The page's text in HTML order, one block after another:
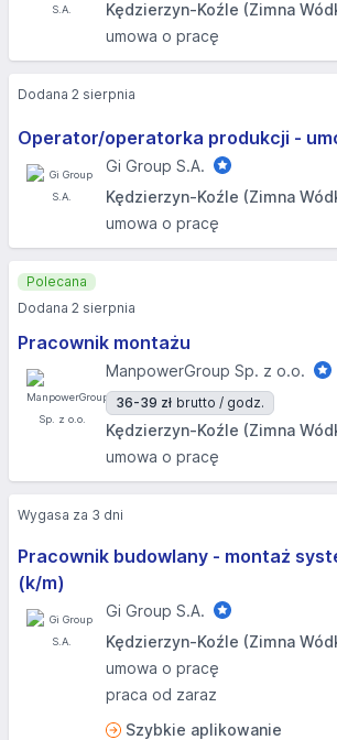
Kędzierzyn-Koźle (Zimna
umowa o pracę
Operator/operatorka produkcji -
Gi Group S.A.
Kędzierzyn-Koźle (Zimna
umowa o pracę
Dodana 2 sierpnia
Pracownik montażu
ManpowerGroup Sp. z o.o.
36-39 zł brutto / godz.
Kędzierzyn-Koźle (Zimna
umowa o pracę
Polecana
Dodana 2 sierpnia
Pracownik budowlany - montaż
(k/m)
Gi Group S.A.
Kędzierzyn-Koźle (Zimna
umowa o pracę
praca od zaraz
Szybkie aplikowanie
Wygasa za 3 dni